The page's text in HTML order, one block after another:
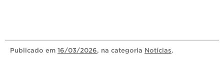
Publicado em 16/03/2026, na categoria Notícias.